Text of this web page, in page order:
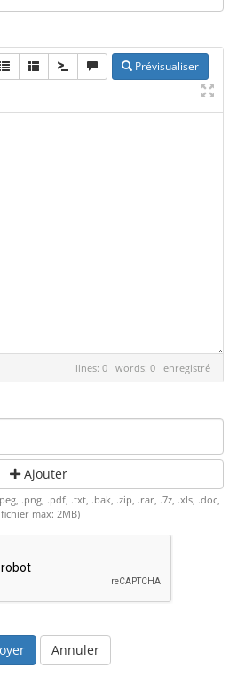
Prévisualiser
lines: 0 words: 0 enregistré
Ajouter
.png, .pdf, .txt, .bak, .zip, .rar, .7z, .xls, .doc,
max: 2MB)
Annuler